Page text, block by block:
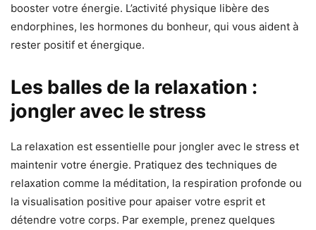
booster votre énergie. L’activité physique libère des
endorphines, les hormones du bonheur, qui vous aident à
rester positif et énergique.
Les balles de la relaxation :
jongler avec le stress
La relaxation est essentielle pour jongler avec le stress et
maintenir votre énergie. Pratiquez des techniques de
relaxation comme la méditation, la respiration profonde ou
la visualisation positive pour apaiser votre esprit et
détendre votre corps. Par exemple, prenez quelques